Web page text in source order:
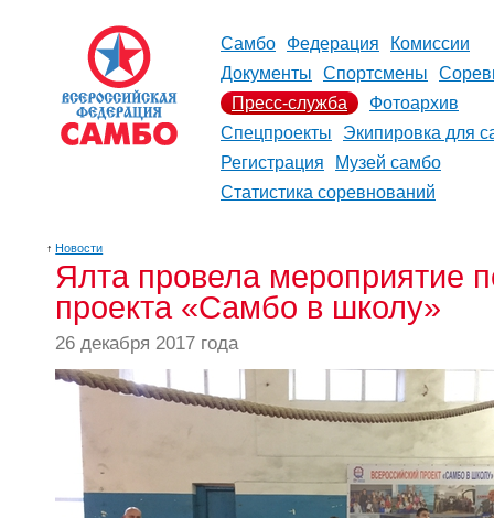
Самбо Федерация
Комиссии
Документы
Спортсмены
Пресс-служба
Фотоархив
Спецпроекты
Экипировка для
Регистрация
Музей самбо
Статистика соревнований
↑ Новости
Ялта провела мероприятие
проекта «Самбо в школу»
26 декабря 2017 года